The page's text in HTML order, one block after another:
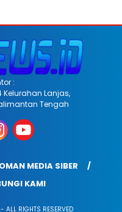
:
Kelurahan Lanjas,
Tengah
MEDIA SIBER
KAMI
ALL RIGHTS RESERVED